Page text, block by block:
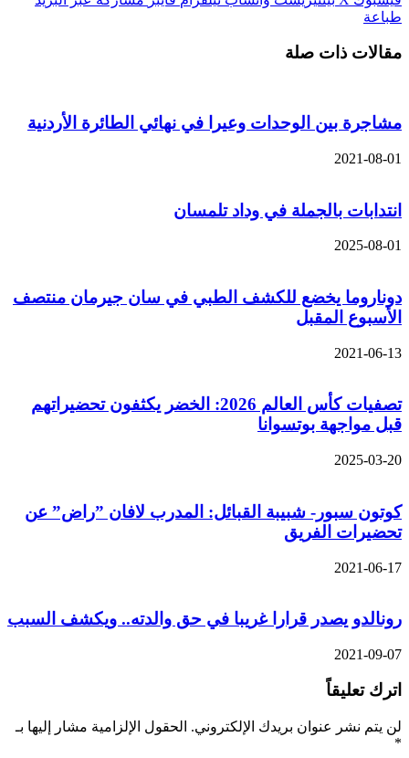
طباعة
مقالات ذات صلة
مشاجرة بين الوحدات وعيرا في نهائي الطائرة الأردنية
2021-08-01
انتدابات بالجملة في وداد تلمسان
2025-08-01
دوناروما يخضع للكشف الطبي في سان جيرمان منتصف
الأسبوع المقبل
2021-06-13
تصفيات كأس العالم 2026: الخضر يكثفون تحضيراتهم
قبل مواجهة بوتسوانا
2025-03-20
كوتون سبور- شبيبة القبائل: المدرب لافان ”راض” عن
تحضيرات الفريق
2021-06-17
رونالدو يصدر قرارا غريبا في حق والدته.. ويكشف السبب
2021-09-07
اترك تعليقاً
لن يتم نشر عنوان بريدك الإلكتروني. الحقول الإلزامية مشار إليها بـ
*